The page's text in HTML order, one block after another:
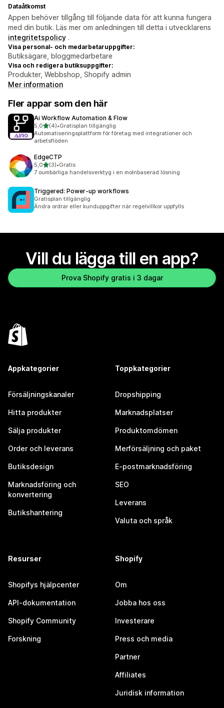
Dataåtkomst
Appen behöver tillgång till följande data för att kunna fungera
med din butik. Läs mer om anledningen till detta i utvecklarens
integritetspolicy .
Visa personal- och medarbetaruppgifter:
Butiksägare, bloggmedarbetare
Visa och redigera butiksuppgifter:
Produkter, Webbshop, Shopify admin
Mer information
Fler appar som den här
Ai Workflow Automation & Flow
5,0av 5 stjärnor
(4)
4 recensioner totalt
•Gratisplan tillgänglig
Automatiseringsplattform för företag med integrationer och
arbetsflöden
EdgeCTP
5,0av 5 stjärnor
(3)
3 recensioner totalt
•Gratis
7 oumbärliga handelsverktyg i en molnbaserad lösning
Triggered: Power‑up workflows
Gratisplan tillgänglig
Ändra ordrar eller kunduppgifter när regelvillkor uppfylls
Vill du lägga till en app?
Prova Shopify gratis i 3 dagar
Appkategorier
Försäljningskanaler
Hitta produkter
Sälja produkter
Order och leverans
Butiksdesign
Marknadsföring och
konvertering
Butikshantering
Toppkategorier
Dropshipping
Marknadsplatser
Produktomdömen
Merförsäljning och paket
E-postmarknadsföring
SEO
Leverans
Valuta och språk
Resurser
Shopifys hjälpcenter
API-dokumentation
Shopify Community
Forskning
Shopify
Om
Jobba hos oss
Investerare
Press och media
Partner
Affiliates
Juridisk information